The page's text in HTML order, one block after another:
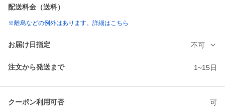
配送料金（送料）
※離島などの例外はあります。詳細はこちら
お届け日指定 不可
注文から発送まで 1~15日
クーポン利用可否 可